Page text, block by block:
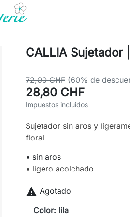
CALLIA Sujetador
72,00 CHF (60% de
28,80 CHF
Impuestos incluidos
Sujetador sin aros y
floral
• sin aros
• ligero acolchado
 Agotado
Color: lila